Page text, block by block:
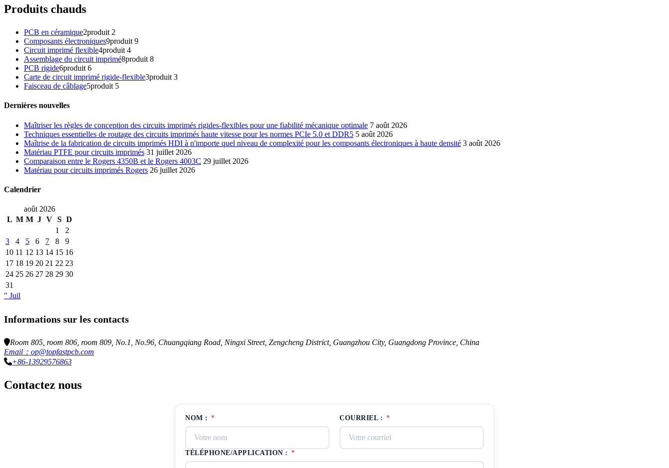
Produits chauds
PCB en céramique2produit 2
Composants électroniques9produit 9
Circuit imprimé flexible4produit 4
Assemblage du circuit imprimé8produit 8
PCB rigide6produit 6
Carte de circuit imprimé rigide-flexible3produit 3
Faisceau de câblage5produit 5
Dernières nouvelles
Maîtriser les règles de conception des circuits imprimés rigides-flexibles pour une fiabilité mécanique optimale 7 août 2026
Techniques essentielles de routage des circuits imprimés haute vitesse pour les normes PCIe 5.0 et DDR5 5 août 2026
Maîtrise de la fabrication de circuits imprimés HDI à n'importe quel niveau de complexité pour les composants électroniques à haute densité 3 août 2026
Matériau PTFE pour circuits imprimés 31 juillet 2026
Comparaison entre le Rogers 4350B et le Rogers 4003C 29 juillet 2026
Matériau pour circuits imprimés Rogers 26 juillet 2026
Calendrier
août 2026
L M M J V S D
1
2
3
4 5 6 7 8
9
10 11 12 13 14 15 16
17 18 19 20 21 22 23
24 25 26 27 28 29 30
31
" Juil
Informations sur les contacts
Room 805, room 806, room 809, No.1, No.96, Chuangqiang Road, Ningxi Street, Zengcheng District, Guangzhou City, Guangdong Province, China
Email：op@topfastpcb.com
+86-13929576863
Contactez nous
NOM : * COURRIEL : *
TÉLÉPHONE/APPLICATION : *